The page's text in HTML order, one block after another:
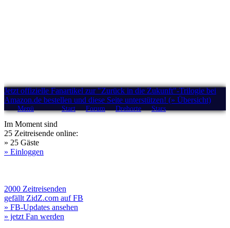
Jetzt offizielle Fanartikel zur "Zurück in die Zukunft"-Trilogie bei
Amazon.de bestellen und diese Seite unterstützen! (» Übersicht)
Menü Start Forum Drehorte Stars
Im Moment sind
25 Zeitreisende online:
» 25 Gäste
» Einloggen
2000 Zeitreisenden
gefällt ZidZ.com auf FB
» FB-Updates ansehen
» jetzt Fan werden